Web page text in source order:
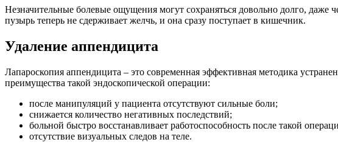
Незначительные болевые ощущения могут сохраняться довольно долго,
пузырь теперь не сдерживает желчь, и она сразу поступает в кишечник.
Удаление аппендицита
Лапароскопия аппендицита – это современная эффективная методика
преимущества такой эндоскопической операции:
после манипуляций у пациента отсутствуют сильные боли;
снижается количество негативных последствий;
больной быстро восстанавливает работоспособность после такой
отсутствие визуальных следов на теле.